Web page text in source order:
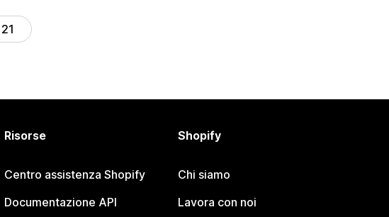
21
Risorse
Centro assistenza Shopify
Documentazione API
Shopify
Chi siamo
Lavora con noi